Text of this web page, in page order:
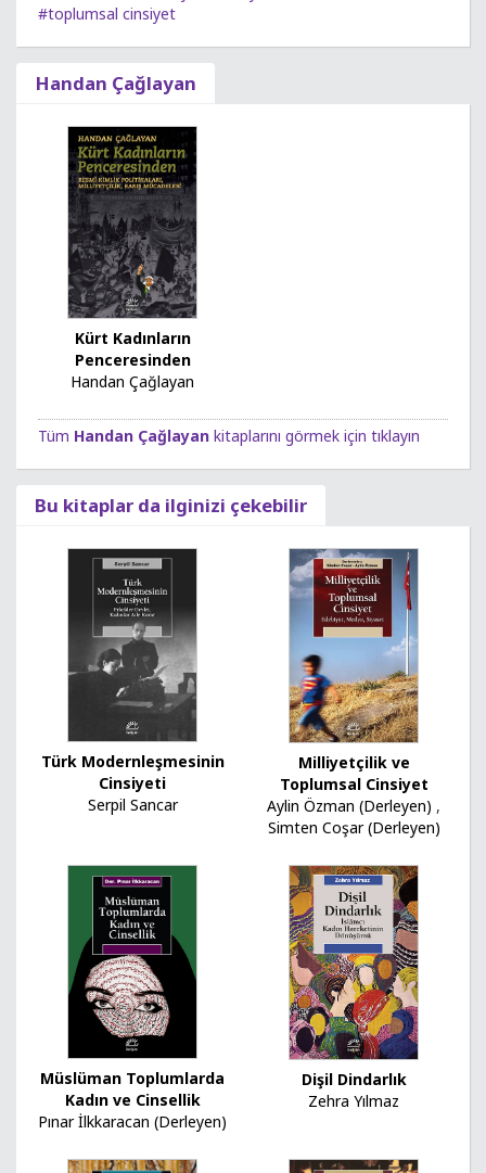
#toplumsal cinsiyet
Handan Çağlayan
Kürt Kadınların
Penceresinden
Handan Çağlayan
Tüm Handan Çağlayan kitaplarını görmek için tıklayın
Bu kitaplar da ilginizi çekebilir
Türk Modernleşmesinin
Cinsiyeti
Serpil Sancar
Milliyetçilik ve
Toplumsal Cinsiyet
Aylin Özman (Derleyen) ,
Simten Coşar (Derleyen)
Müslüman Toplumlarda
Kadın ve Cinsellik
Pınar İlkkaracan (Derleyen)
Dişil Dindarlık
Zehra Yılmaz